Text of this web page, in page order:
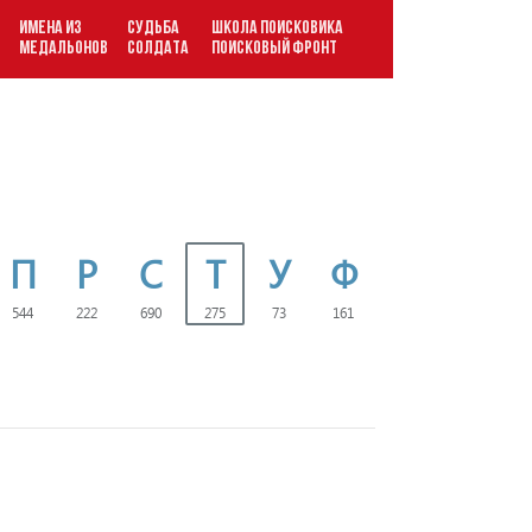
ИМЕНА ИЗ
МЕДАЛЬОНОВ
СУДЬБА
СОЛДАТА
ШКОЛА ПОИСКОВИКА
ПОИСКОВЫЙ ФРОНТ
П
544
Р
222
С
690
Т
275
У
73
Ф
161